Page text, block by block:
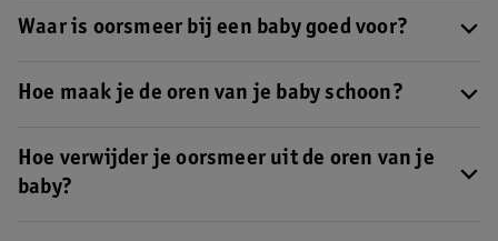
Waar is oorsmeer bij een baby goed voor?
baby schoon. Het beschermt de oren tegen vuil, stof, bacteriën
Hoe maak je de oren van je baby schoon?
(hydrofiel) washandje of de punt van een hydrofiele doek. Let er
wel op dat je deze nooit in de gehoorgang steekt. Zo duw je het
Hoe verwijder je oorsmeer uit de oren van je
baby?